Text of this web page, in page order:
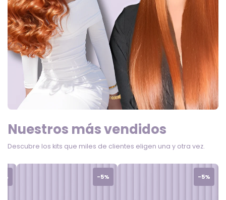
Nuestros más vendidos
Descubre los kits que miles de clientes eligen una y otra vez.
-5% -5%